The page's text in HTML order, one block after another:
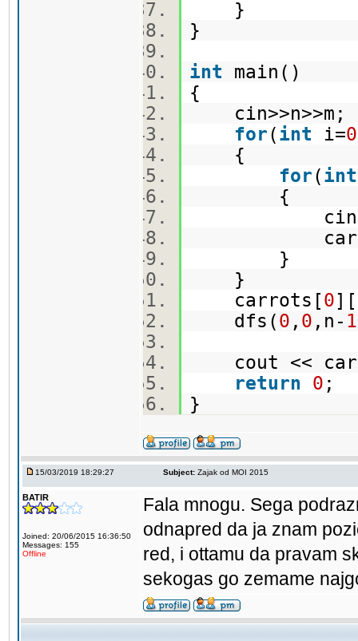
}
}
int main()
{
for(int i=0
{
for(int
{
}
}
carrots[0][
dfs(0 , 0 ,n- 1
cout <<
return
0 ;
}
15/03/2019 18:29:27 Subject: Zajak od MOI 2015
BATIR
Joined: 20/06/2015 16:36:50
Messages: 155
Offline
Fala mnogu. Sega
odnapred da ja znam
red, i ottamu da pravam
sekogas go zemame